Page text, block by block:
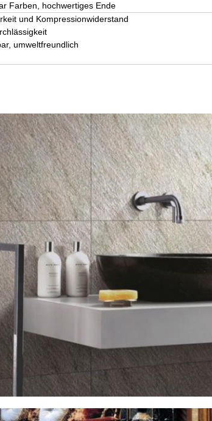
Farben, hochwertiges Ende
und Kompressionwiderstand
umweltfreundlich